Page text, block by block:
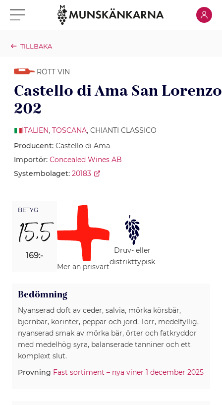
Klicka för meny Klicka
TILLBAKA
RÖTT VIN
Castello di Ama San Lorenzo
202
ITALIEN, TOSCANA, CHIANTI CLASSICO
Producent: Castello di Ama
Importör: Concealed Wines AB
Systembolaget: 20183
BETYG
15,5
169:-
Mer än prisvärt
Druv- eller
distrikttypisk
Bedömning
Nyanserad doft av ceder, salvia, mörka körsbär,
björnbär, korinter, peppar och jord. Torr, medelfyllig,
nyanserad smak av mörka bär, örter och fatkryddor
med medelhög syra, balanserade tanniner och ett
komplext slut.
Provning Fast sortiment – nya viner 1 december 2025